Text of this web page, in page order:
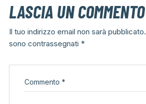
LASCIA UN COMMENTO
Il tuo indirizzo email non sarà pubblicato.
sono contrassegnati *
Commento *